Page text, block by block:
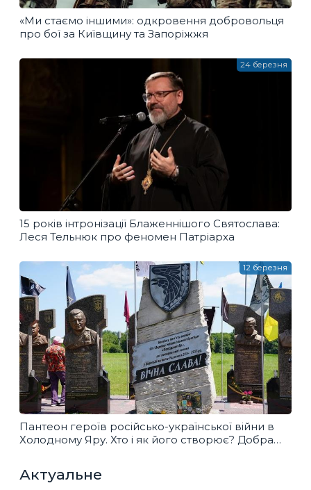
«Ми стаємо іншими»: одкровення добровольця
про бої за Київщину та Запоріжжя
15 років інтронізації Блаженнішого Святослава:
Леся Тельнюк про феномен Патріарха
24 березня
Пантеон героїв російсько-української війни в
Холодному Яру. Хто і як його створює? Добра
12 березня
Актуальне